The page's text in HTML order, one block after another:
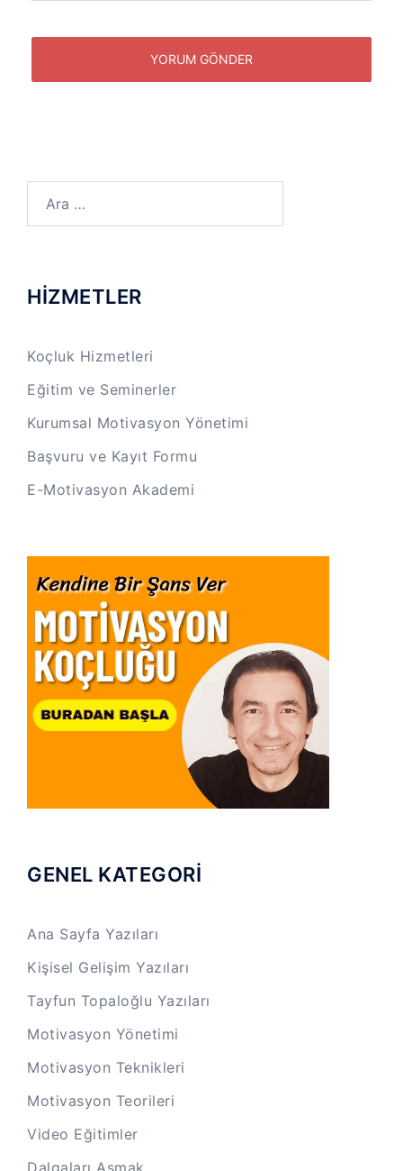
HİZMETLER
Koçluk Hizmetleri
Eğitim ve Seminerler
Kurumsal Motivasyon Yönetimi
Başvuru ve Kayıt Formu
E-Motivasyon Akademi
GENEL KATEGORİ
Ana Sayfa Yazıları
Kişisel Gelişim Yazıları
Tayfun Topaloğlu Yazıları
Motivasyon Yönetimi
Motivasyon Teknikleri
Motivasyon Teorileri
Video Eğitimler
Dalgaları Aşmak